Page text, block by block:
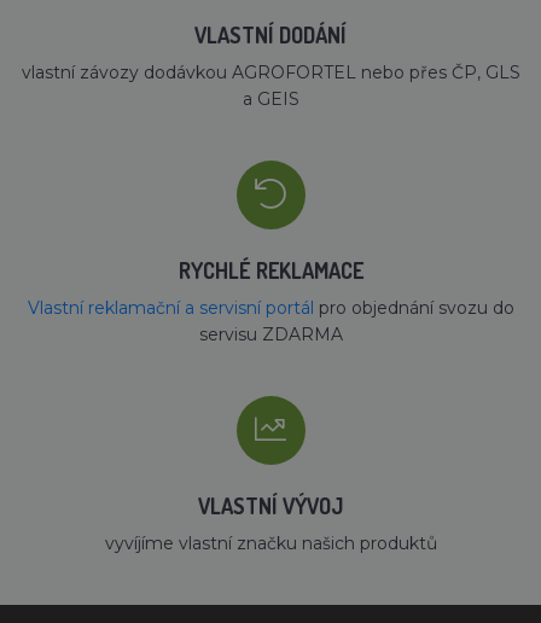
VLASTNÍ DODÁNÍ
vlastní závozy dodávkou AGROFORTEL nebo přes ČP, GLS
a GEIS
RYCHLÉ REKLAMACE
Vlastní reklamační a servisní portál pro objednání svozu do
servisu ZDARMA
VLASTNÍ VÝVOJ
vyvíjíme vlastní značku našich produktů